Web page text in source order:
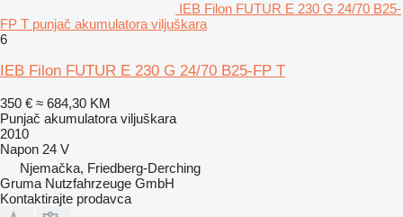
IEB Filon FUTUR E 230 G 24/70 B25-
FP T punjač akumulatora viljuškara
6
IEB Filon FUTUR E 230 G 24/70 B25-FP T
350 € ≈ 684,30 KM
Punjač akumulatora viljuškara
2010
Napon 24 V
Njemačka, Friedberg-Derching
Gruma Nutzfahrzeuge GmbH
Kontaktirajte prodavca